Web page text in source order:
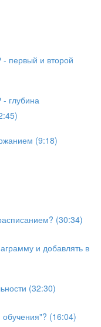
первый и второй
глубина
(9:18)
(30:34)
и добавлять в
(32:30)
обучения"? (16:04)